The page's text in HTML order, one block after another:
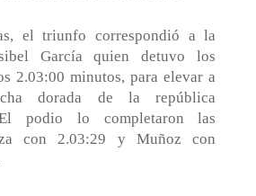
el triunfo correspondió a la
García quien detuvo los
2.03:00 minutos, para elevar a
dorada de la república
El podio lo completaron las
con 2.03:29 y Muñoz con